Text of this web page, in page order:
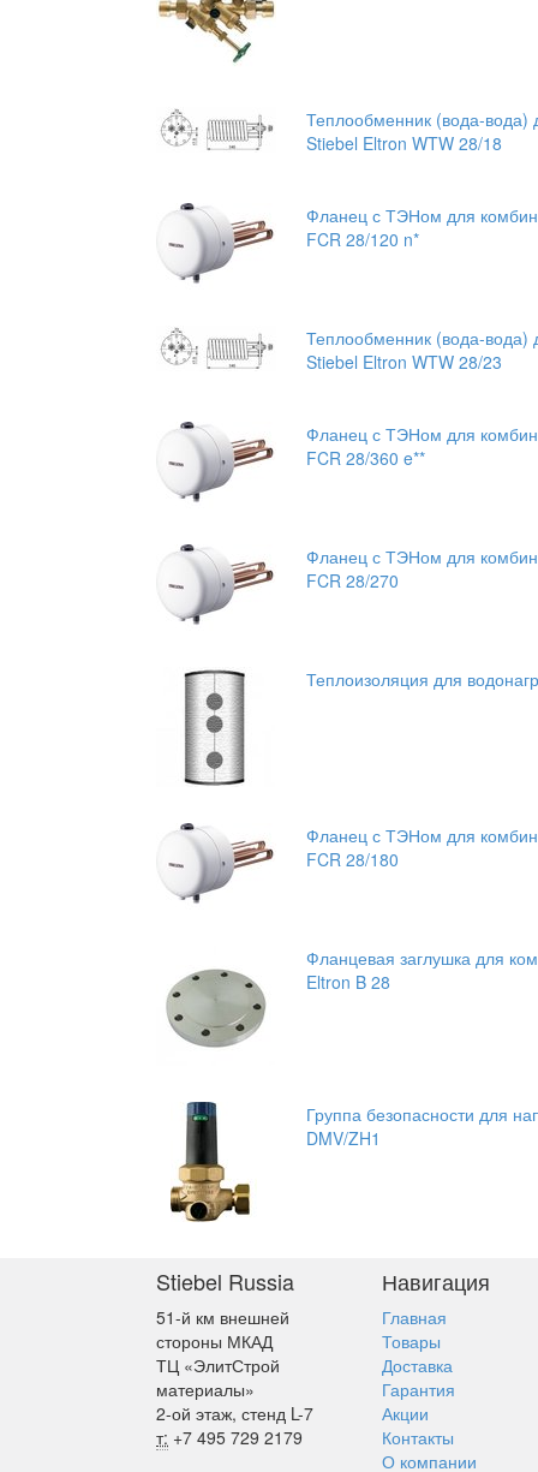
Теплообменник (вода-вода)
Stiebel Eltron WTW 28/18
Фланец с ТЭНом для
FCR 28/120 n*
Теплообменник (вода-вода)
Stiebel Eltron WTW 28/23
Фланец с ТЭНом для
FCR 28/360 e**
Фланец с ТЭНом для
FCR 28/270
Теплоизоляция для
Фланец с ТЭНом для
FCR 28/180
Фланцевая заглушка для
Eltron B 28
Группа безопасности для
DMV/ZH1
Stiebel Russia
51-й км внешней
стороны МКАД
ТЦ «ЭлитСтрой
материалы»
2-ой этаж, стенд L-7
т: +7 495 729 2179
Навигация
Главная
Товары
Доставка
Гарантия
Акции
Контакты
О компании